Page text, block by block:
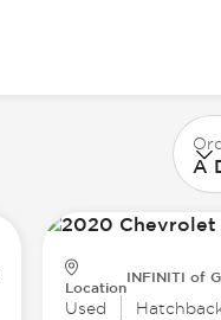
A
Location
INFINITI of
Used